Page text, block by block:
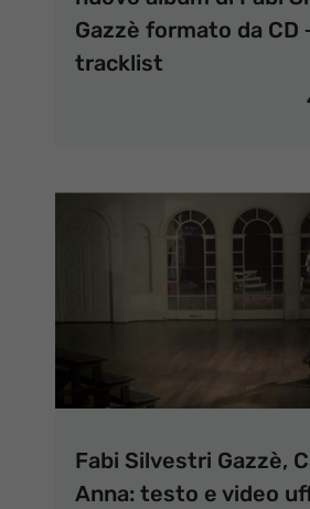
Gazzè formato da CD
tracklist
Fabi Silvestri Gazzè,
Anna: testo e video